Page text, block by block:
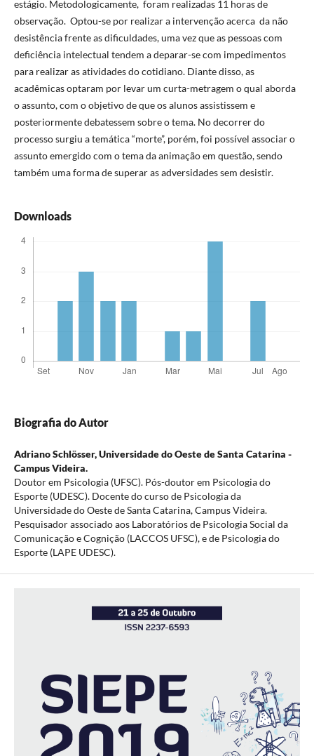
estágio. Metodologicamente, foram realizadas 11 horas de
observação. Optou-se por realizar a intervenção acerca da não
desistência frente as dificuldades, uma vez que as pessoas com
deficiência intelectual tendem a deparar-se com impedimentos
para realizar as atividades do cotidiano. Diante disso, as
acadêmicas optaram por levar um curta-metragem o qual aborda
o assunto, com o objetivo de que os alunos assistissem e
posteriormente debatessem sobre o tema. No decorrer do
processo surgiu a temática “morte”, porém, foi possível associar o
assunto emergido com o tema da animação em questão, sendo
também uma forma de superar as adversidades sem desistir.
Downloads
Biografia do Autor
Adriano Schlösser,Universidade do Oeste de Santa Catarina -
Campus Videira.
Doutor em Psicologia (UFSC). Pós-doutor em Psicologia do
Esporte (UDESC). Docente do curso de Psicologia da
Universidade do Oeste de Santa Catarina, Campus Videira.
Pesquisador associado aos Laboratórios de Psicologia Social da
Comunicação e Cognição (LACCOS UFSC), e de Psicologia do
Esporte (LAPE UDESC).